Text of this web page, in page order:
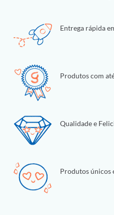
Entrega rápida
Produtos com
Qualidade e
Produtos únicos